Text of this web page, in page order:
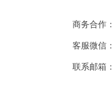
商务合作
客服微信
联系邮箱